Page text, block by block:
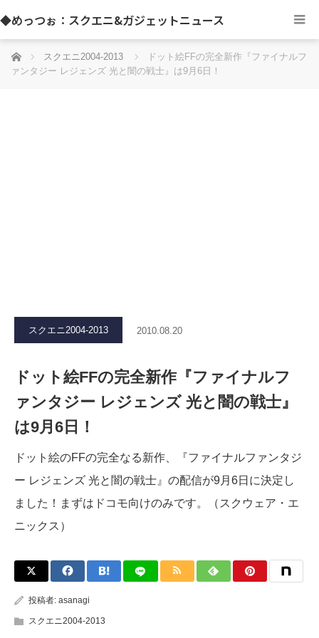
◆めっつぉ：スクエニ&ガジェットニュース
ホーム スクエニ2004-2013
ドット絵FFの完全新作『ファイナルフ
ァンタジー レジェンズ 光と闇の戦士』は9月6日！
スクエニ2004-2013 2010.08.20
ドット絵FFの完全新作『ファイナルフ
ァンタジー レジェンズ 光と闇の戦士』
は9月6日！
ドット絵のFFの完全なる新作、『ファイナルファンタジ
ー レジェンズ 光と闇の戦士』の配信が9月6日に決定し
ました！まずはドコモ向けのみです。（スクウェア・エ
ニックス）
投稿者: asanagi
スクエニ2004-2013